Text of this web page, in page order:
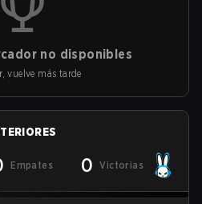
no disponibles
vuelve más tarde
Empates 0 Victorias